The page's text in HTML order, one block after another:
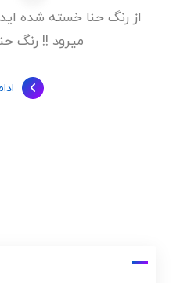
از رنگ حنا خسته شده
میرود !! رنگ